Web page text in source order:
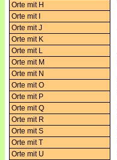
Orte mit H
Orte mit I
Orte mit J
Orte mit K
Orte mit L
Orte mit M
Orte mit N
Orte mit O
Orte mit P
Orte mit Q
Orte mit R
Orte mit S
Orte mit T
Orte mit U